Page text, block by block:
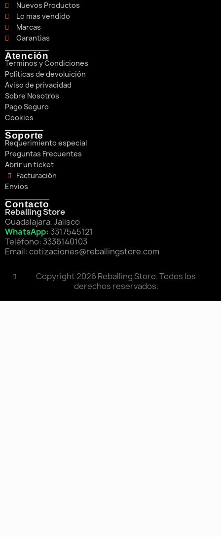
Nuevos Productos
Lo mas vendido
Marcas
Garantias
Atención
Terminos y Condiciones
Políticas de devoluición
Aviso de privacidad
Sobre Nosotros
Pago Seguro
Cookies
Soporte
Requerimiento especial
Preguntas Frecuentes
Abrir un ticket
Facturación
Envios
Contacto
Reballing Store
Guadalajara, Jalisco
WhatsApp: 3317545121
Teléfono: 3336140103
Email: cotizaciones@reballingstore.com
Copyright 2026 Reballing Store. Todos los
derechos reservados.